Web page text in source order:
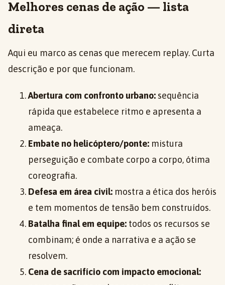
Melhores cenas de ação — lista
direta
Aqui eu marco as cenas que merecem replay. Curta
descrição e por que funcionam.
Abertura com confronto urbano: sequência
rápida que estabelece ritmo e apresenta a
ameaça.
Embate no helicóptero/ponte: mistura
perseguição e combate corpo a corpo, ótima
coreografia.
Defesa em área civil: mostra a ética dos heróis
e tem momentos de tensão bem construídos.
Batalha final em equipe: todos os recursos se
combinam; é onde a narrativa e a ação se
resolvem.
Cena de sacrifício com impacto emocional: